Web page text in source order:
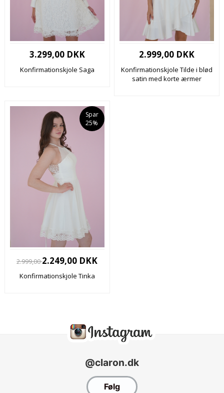
3.299,00 DKK
Konfirmationskjole Saga
2.999,00 DKK
Konfirmationskjole Tilde i blød
satin med korte ærmer
Spar
25%
2.999,002.249,00 DKK
Konfirmationskjole Tinka